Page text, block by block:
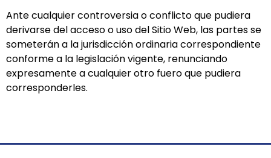
Ante cualquier controversia o conflicto que pudiera
derivarse del acceso o uso del Sitio Web, las partes se
someterán a la jurisdicción ordinaria correspondiente
conforme a la legislación vigente, renunciando
expresamente a cualquier otro fuero que pudiera
corresponderles.